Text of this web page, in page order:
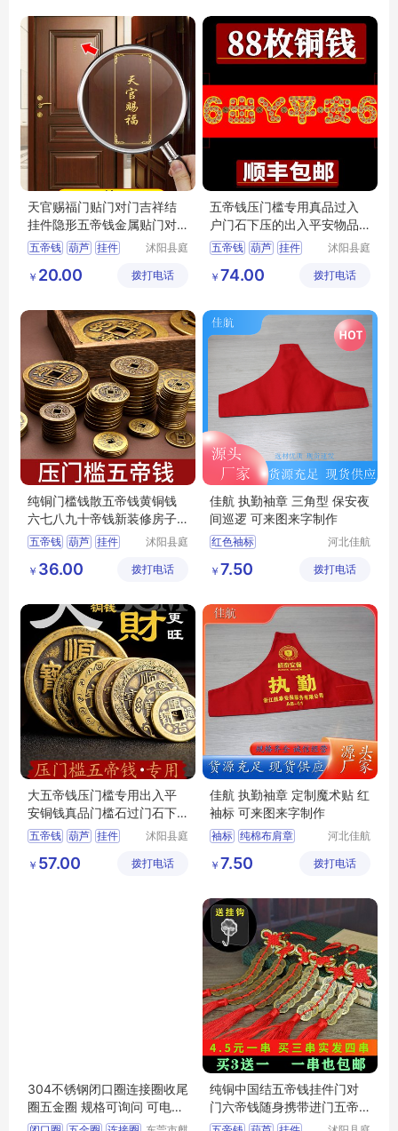
天官赐福门贴门对门吉祥结
挂件隐形五帝钱金属贴门对
楼梯卧室厕所
五帝钱 葫芦 挂件
沭阳县庭
商务有限
￥ 20.00 拨打电话
五帝钱压门槛专用真品过入
户门石下压的出入平安物品
铜钱纯铜十帝
五帝钱 葫芦 挂件
沭阳县庭
商务有限
￥ 74.00 拨打电话
纯铜门槛钱散五帝钱黄铜钱
六七八九十帝钱新装修房子
门对门铺铜钱
五帝钱 葫芦 挂件
沭阳县庭
商务有限
￥ 36.00 拨打电话
佳航 执勤袖章 三角型 保安夜
间巡逻 可来图来字制作
红色袖标
安全员袖标
魔术贴袖章
河北佳航
有限公司
￥ 7.50 拨打电话
大五帝钱压门槛专用出入平
安铜钱真品门槛石过门石下
压的物品朱砂
五帝钱 葫芦 挂件
沭阳县庭
商务有限
￥ 57.00 拨打电话
佳航 执勤袖章 定制魔术贴 红
袖标 可来图来字制作
袖标 纯棉布肩章
三角刺绣连肩袖章
河北佳航
有限公司
￥ 7.50 拨打电话
304不锈钢闭口圈连接圈收尾
圈五金圈 规格可询问 可电镀
金色 彩色
纯铜中国结五帝钱挂件门对
门六帝钱随身携带进门五帝
钱压门槛真品